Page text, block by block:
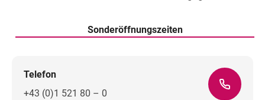
Sonderöffnungszeiten
Telefon
+43 (0)1 521 80 – 0